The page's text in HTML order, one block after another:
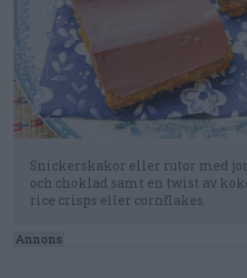
Snickerskakor eller rutor med
och choklad samt en twist av
rice crisps eller cornflakes.